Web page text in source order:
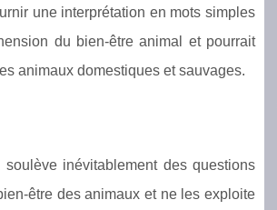
une interprétation en mots simples
du bien-être animal et pourrait
animaux domestiques et sauvages.
inévitablement des questions
être des animaux et ne les exploite